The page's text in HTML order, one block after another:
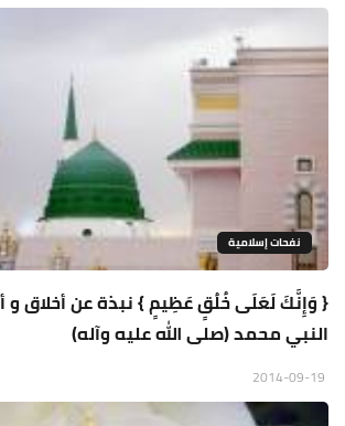
نفحات إسلامية
{ وَإِنَّكَ لَعَلَى خُلُقٍ عَظِيمٍ } نبذة عن أخلاق و
النبي محمد (صلى الله عليه وآله)